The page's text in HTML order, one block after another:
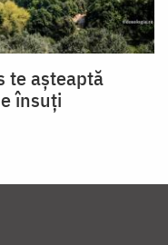
te așteaptă
însuți